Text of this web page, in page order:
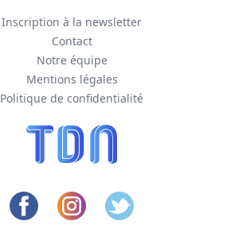
Inscription à la newsletter
Contact
Notre équipe
Mentions légales
Politique de confidentialité